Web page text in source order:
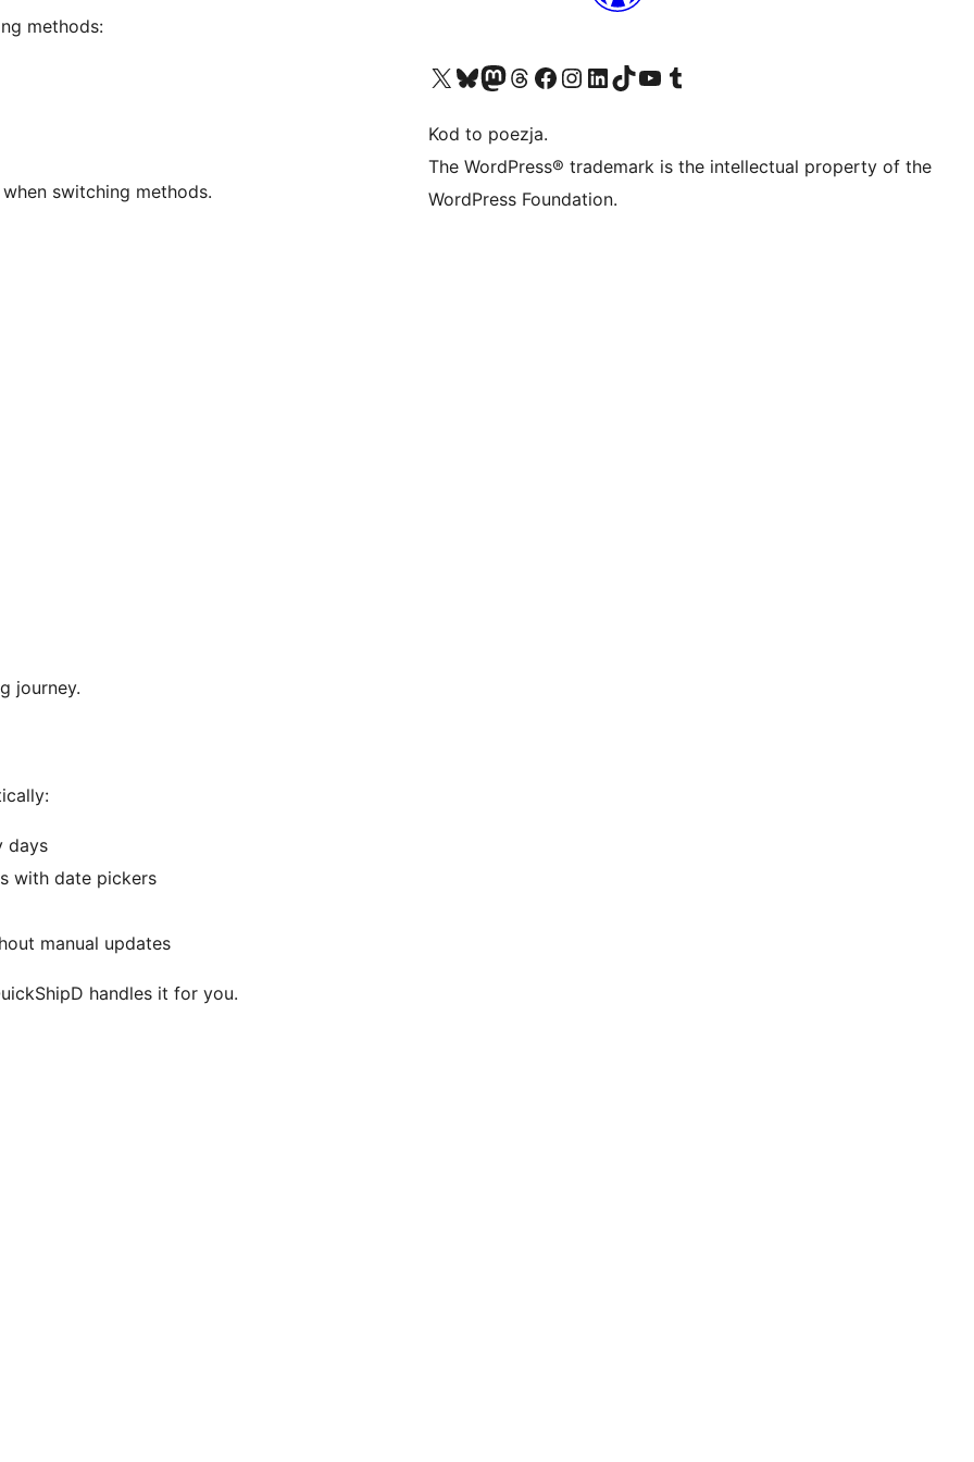
methods:
switching methods.
journey.
days
with date pickers
manual updates
handles it for you.
Odwiedź nasze konto X (dawniej Twitter)
Odwiedź nasze konto Bluesky
Odwiedź nasze konto na Mastodoncie
Odwiedź naszego Threadsa
Odwiedź naszego Facebooka
Odwiedź nasze konto na Instagramie
Odwiedź nasze konto na LinkedIn
Odwiedź naszego TikToka
Odwiedź nasz kanał YouTube
Odwiedź naszego Tumblra
Kod to poezja.
The WordPress® trademark is the intellectual property of the
WordPress Foundation.